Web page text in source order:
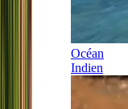
Océan
Indien